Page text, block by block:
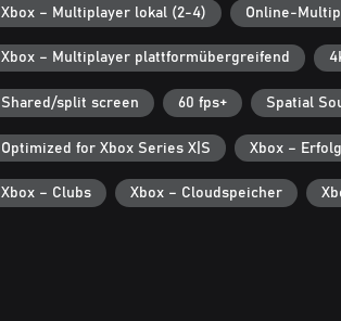
Xbox – Multiplayer lokal (2-4) Online-
Xbox – Multiplayer plattformübergreifend
Shared/split screen 60 fps+ Spatial
Optimized for Xbox Series X|S Xbox –
Xbox – Clubs Xbox – Cloudspeicher